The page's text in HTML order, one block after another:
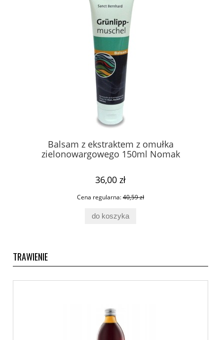
Balsam z ekstraktem z omułka
zielonowargowego 150ml Nomak
36,00 zł
Cena regularna:40,59 zł
do koszyka
TRAWIENIE